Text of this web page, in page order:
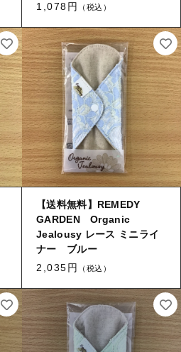
1,078円
（税込）
【送料無料】REMEDY
GARDEN Organic
Jealousy レース ミニライ
ナー ブルー
2,035円
（税込）